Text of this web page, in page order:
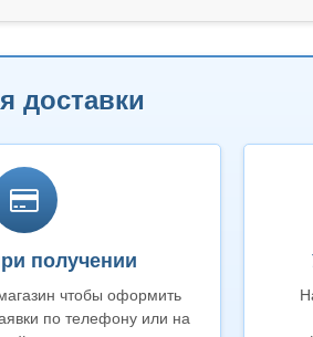
доставки
получении
чтобы оформить
по телефону или на